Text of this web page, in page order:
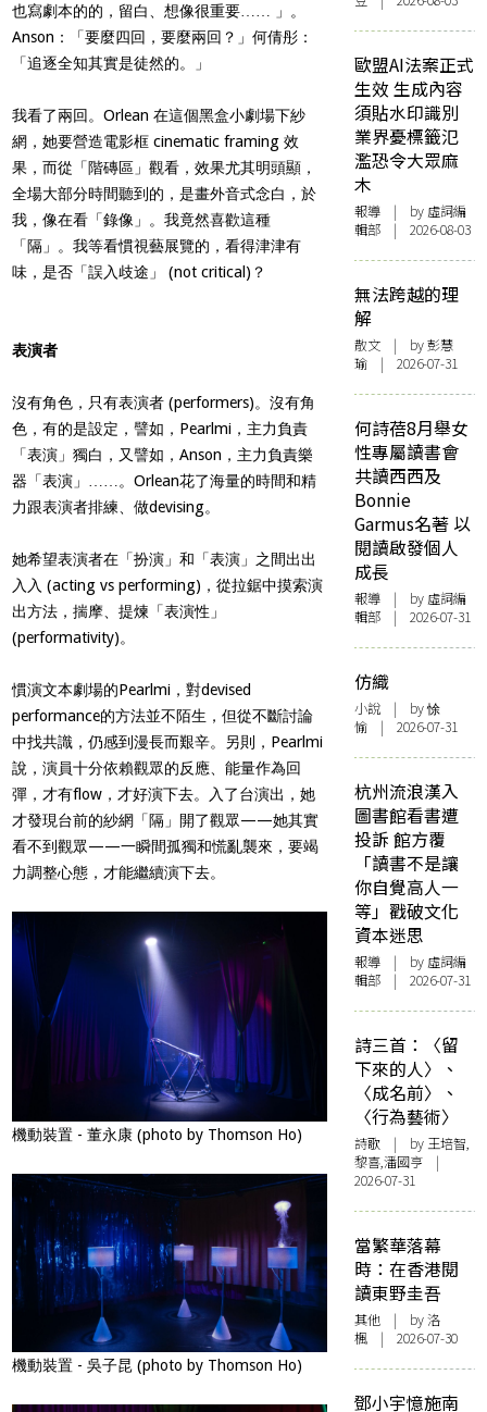
也寫劇本的的，留白、想像很重要…… 」。
Anson：「要麼四回，要麼兩回？」何倩彤：
「追逐全知其實是徒然的。」
我看了兩回。Orlean 在這個黑盒小劇場下紗
網，她要營造電影框 cinematic framing 效
果，而從「階磚區」觀看，效果尤其明頭顯，
全場大部分時間聽到的，是畫外音式念白，於
我，像在看「錄像」。我竟然喜歡這種
「隔」。我等看慣視藝展覽的，看得津津有
味，是否「誤入歧途」 (not critical)？
表演者
沒有角色，只有表演者 (performers)。沒有角
色，有的是設定，譬如，Pearlmi，主力負責
「表演」獨白，又譬如，Anson，主力負責樂
器「表演」……。Orlean花了海量的時間和精
力跟表演者排練、做devising。
她希望表演者在「扮演」和「表演」之間出出
入入 (acting vs performing)，從拉鋸中摸索演
出方法，揣摩、提煉「表演性」
(performativity)。
慣演文本劇場的Pearlmi，對devised
performance的方法並不陌生，但從不斷討論
中找共識，仍感到漫長而艱辛。另則，Pearlmi
說，演員十分依賴觀眾的反應、能量作為回
彈，才有flow，才好演下去。入了台演出，她
才發現台前的紗網「隔」開了觀眾——她其實
看不到觀眾——一瞬間孤獨和慌亂襲來，要竭
力調整心態，才能繼續演下去。
機動裝置 - 董永康 (photo by Thomson Ho)
機動裝置 - 吳子昆 (photo by Thomson Ho)
歐盟AI法案正式
生效 生成內容
須貼水印識別
業界憂標籤氾
濫恐令大眾麻
木
報導 | by 虛詞編
輯部 | 2026-08-03
無法跨越的理
解
散文 | by 彭慧
瑜 | 2026-07-31
何詩蓓8月舉女
性專屬讀書會
共讀西西及
Bonnie
Garmus名著 以
閱讀啟發個人
成長
報導 | by 虛詞編
輯部 | 2026-07-31
仿織
小說 | by 悇
愉 | 2026-07-31
杭州流浪漢入
圖書館看書遭
投訴 館方覆
「讀書不是讓
你自覺高人一
等」戳破文化
資本迷思
報導 | by 虛詞編
輯部 | 2026-07-31
詩三首：〈留
下來的人〉、
〈成名前〉、
〈行為藝術〉
詩歌 | by 王培智,
黎喜,潘國亨 |
2026-07-31
當繁華落幕
時：在香港閱
讀東野圭吾
其他 | by洛
楓 | 2026-07-30
鄧小宇憶施南